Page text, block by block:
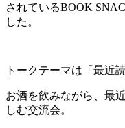
されているBOOK
した。
トークテーマは「最近
お酒を飲みながら、最
しむ交流会。